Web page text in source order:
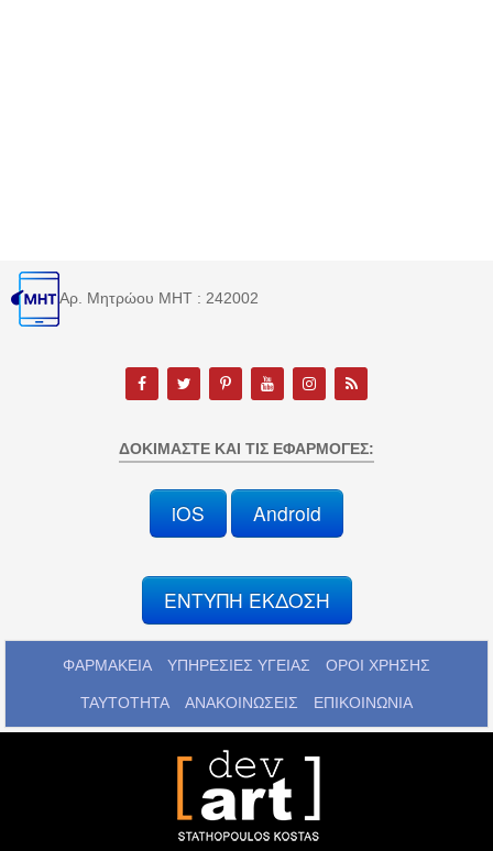
Αρ. Μητρώου MHT : 242002
ΔΟΚΙΜΆΣΤΕ ΚΑΙ ΤΙΣ ΕΦΑΡΜΟΓΈΣ:
iOS Android
ΕΝΤΥΠΗ ΕΚΔΟΣΗ
ΦΑΡΜΑΚΕΙΑ ΥΠΗΡΕΣΙΕΣ ΥΓΕΙΑΣ ΟΡΟΙ ΧΡΗΣΗΣ
ΤΑΥΤΟΤΗΤΑ ΑΝΑΚΟΙΝΩΣΕΙΣ ΕΠΙΚΟΙΝΩΝΙΑ